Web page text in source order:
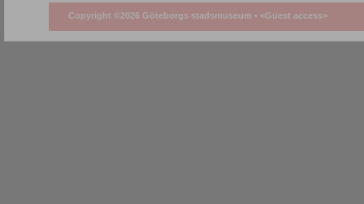
Copyright ©2026 Göteborgs stadsmuseum • <Guest access>